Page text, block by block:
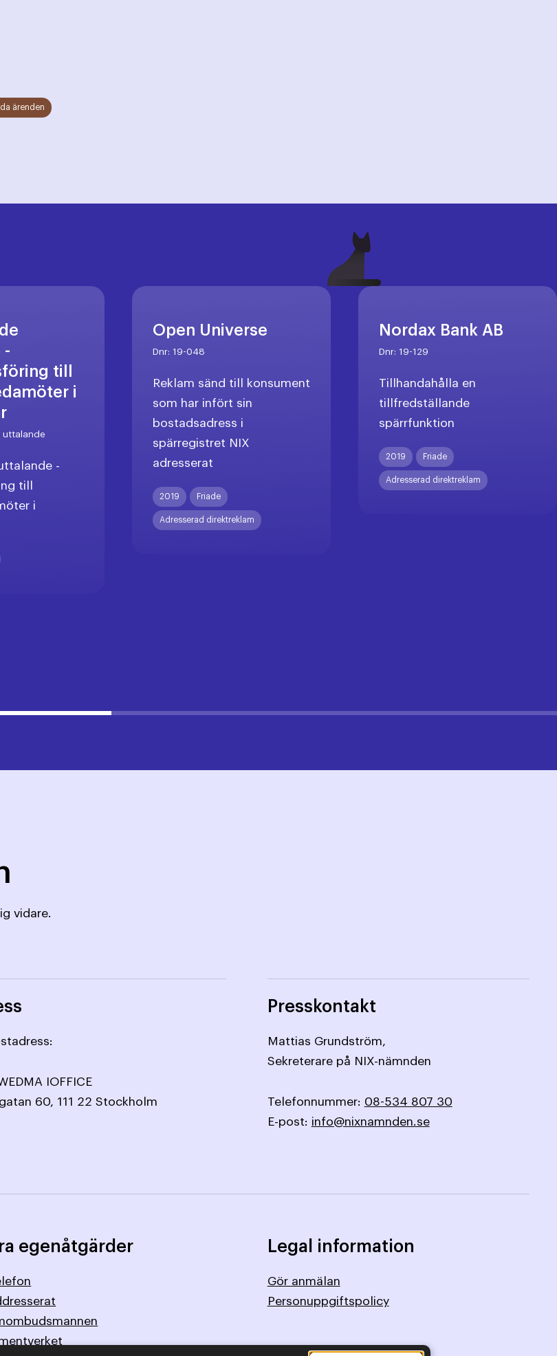
ärenden
-
till
i
uttalande
-
till
i
Open Universe
Dnr: 19-048
Reklam sänd till konsument
som har infört sin
bostadsadress i
spärregistret NIX
adresserat
2019 Friade
Adresserad direktreklam
Nordax Bank AB
Dnr: 19-129
Tillhandahålla en
tillfredställande
spärrfunktion
2019 Friade
Adresserad direktreklam
vidare.
IOFFICE
60, 111 22 Stockholm
Presskontakt
Mattias Grundström,
Sekreterare på NIX-nämnden
Telefonnummer: 08-534 807 30
E-post: info@nixnamnden.se
egenåtgärder Legal information
Gör anmälan
Personuppgiftspolicy